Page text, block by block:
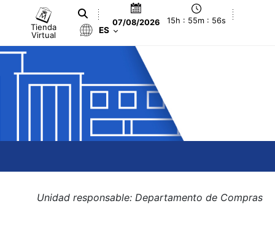
Tienda
Virtual
07/08/2026 15h : 55m : 57s
ES
Unidad responsable: Departamento de Compras